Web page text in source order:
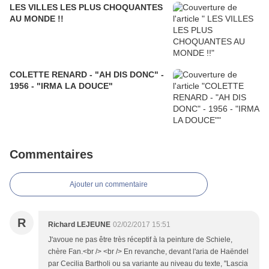
LES VILLES LES PLUS CHOQUANTES
AU MONDE !!
COLETTE RENARD - "AH DIS DONC" -
1956 - "IRMA LA DOUCE"
Commentaires
Ajouter un commentaire
R Richard LEJEUNE 02/02/2017 15:51
J'avoue ne pas être très réceptif à la peinture de Schiele,
chère Fan.<br /> <br /> En revanche, devant l'aria de Haëndel
par Cecilia Bartholi ou sa variante au niveau du texte, "Lascia